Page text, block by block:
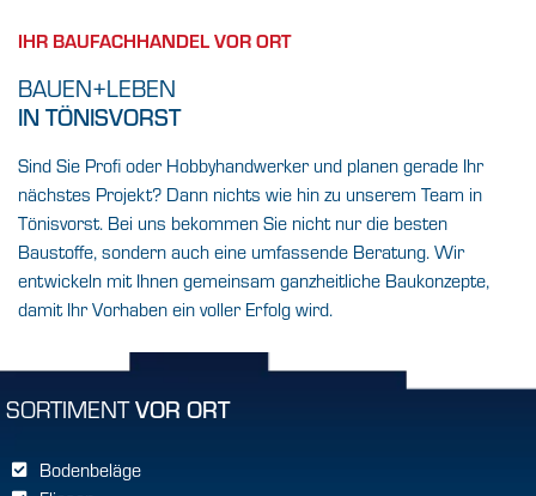
IHR BAUFACHHANDEL VOR ORT
BAUEN+LEBEN
IN TÖNISVORST
Sind Sie Profi oder Hobbyhandwerker und planen gerade Ihr
nächstes Projekt? Dann nichts wie hin zu unserem Team in
Tönisvorst. Bei uns bekommen Sie nicht nur die besten
Baustoffe, sondern auch eine umfassende Beratung. Wir
entwickeln mit Ihnen gemeinsam ganzheitliche Baukonzepte,
damit Ihr Vorhaben ein voller Erfolg wird.
SORTIMENTVOR ORT
Bodenbeläge